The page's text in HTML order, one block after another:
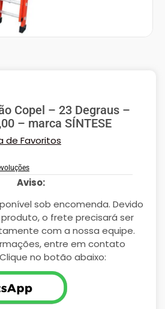
Copel – 23 Degraus –
– marca SÍNTESE
de Favoritos
Aviso:
sob encomenda. Devido
o frete precisará ser
com a nossa equipe.
entre em contato
no botão abaixo: